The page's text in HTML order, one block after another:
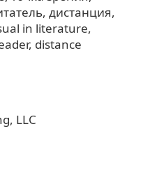
дистанция
in literature
distance
LLC